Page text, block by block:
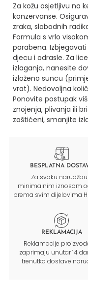
Za kožu osjetljivu na
konzervanse.
zraka, slobodnih
Formula s vrlo
parabena.
djecu i odrasle. Za
izlaganja, nanesite
izloženo suncu
vrat). Nedovoljna
Ponovite postupak
znojenja, plivanja ili
zaštićeni, smanjite
BESPLATNA
Za svaku
minimalnim iznosom
prema svim dijelovima
REKLAMACIJA
Reklamacije
zaprimaju unutar 14
trenutka dostave